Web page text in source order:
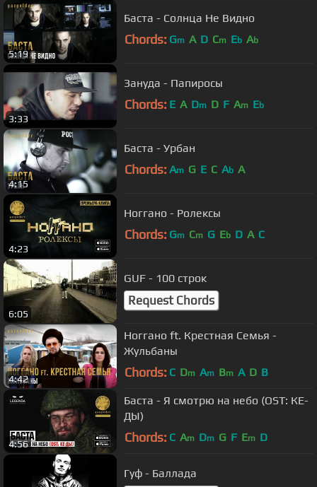
5:19
Баста - Солнца Не Видно
Chords: Gm A D Cm Eb Ab
3:33
Зануда - Папиросы
Chords: E A Dm D F Am Eb
4:15
Баста - Урбан
Chords: Am G E C Ab A
4:23
Ноггано - Ролексы
Chords: Gm Cm G Eb D A C
6:05
GUF - 100 строк
Request Chords
4:42
Ноггано ft. Крестная Семья -
Жульбаны
Chords: C Dm Am Bm A D B
4:56
Баста - Я смотрю на небо (OST: КЕ-
ДЫ)
Chords: C Am Dm G F Em D
Гуф - Баллада